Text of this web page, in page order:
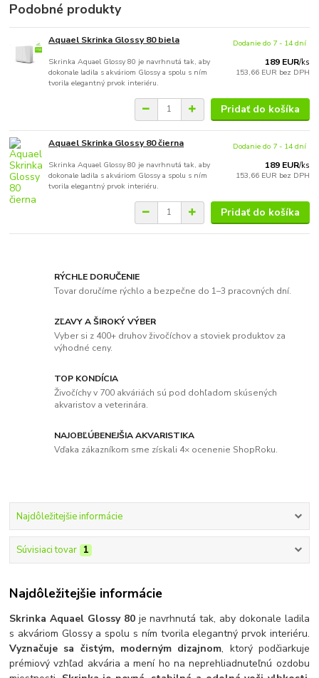
Podobné produkty
Aquael Skrinka Glossy 80 biela
Skrinka Aquael Glossy 80 je navrhnutá tak, aby
dokonale ladila s akváriom Glossy a spolu s ním
tvorila elegantný prvok interiéru.
189 EUR/ks
153,66 EUR bez DPH
Dodanie do 7 - 14 dní
Pridať do košíka
Aquael Skrinka Glossy 80 čierna
Skrinka Aquael Glossy 80 je navrhnutá tak, aby
dokonale ladila s akváriom Glossy a spolu s ním
tvorila elegantný prvok interiéru.
189 EUR/ks
153,66 EUR bez DPH
Dodanie do 7 - 14 dní
Pridať do košíka
RÝCHLE DORUČENIE
Tovar doručíme rýchlo a bezpečne do 1–3 pracovných dní.
ZĽAVY A ŠIROKÝ VÝBER
Vyber si z 400+ druhov živočíchov a stoviek produktov za
výhodné ceny.
TOP KONDÍCIA
Živočíchy v 700 akváriách sú pod dohľadom skúsených
akvaristov a veterinára.
NAJOBĽÚBENEJŠIA AKVARISTIKA
Vďaka zákazníkom sme získali 4× ocenenie ShopRoku.
Najdôležitejšie informácie
Súvisiaci tovar 1
Najdôležitejšie informácie
Skrinka Aquael Glossy 80je navrhnutá tak, aby dokonale ladila
s akváriom Glossy a spolu s ním tvorila elegantný prvok interiéru.
Vyznačuje sa čistým, moderným dizajnom, ktorý podčiarkuje
prémiový vzhľad akvária a mení ho na neprehliadnuteľnú ozdobu